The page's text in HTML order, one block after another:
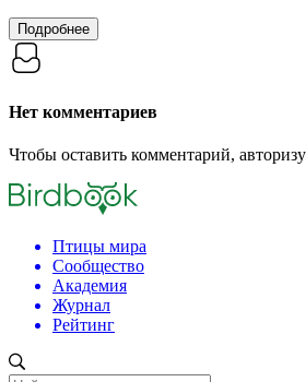
Подробнее
Нет комментариев
Чтобы оставить комментарий,
Птицы мира
Сообщество
Академия
Журнал
Рейтинг